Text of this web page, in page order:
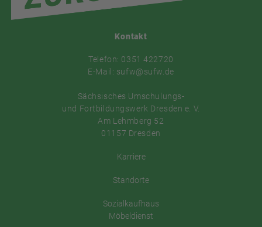
Kontakt
Telefon: 0351 422720
E-Mail: sufw@sufw.de
Sächsisches Umschulungs-
und Fortbildungswerk Dresden e. V.
Am Lehmberg 52
01157 Dresden
Karriere
Standorte
Sozialkaufhaus
Möbeldienst